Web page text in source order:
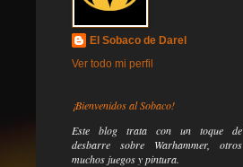
El Sobaco de Darel
Ver todo mi perfil
¡Bienvenidos al Sobaco!
Este blog trata con un toque de
desbarre sobre Warhammer, otros
muchos juegos y pintura.